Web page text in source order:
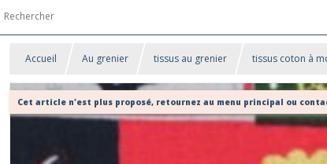
Accueil Au grenier tissus au grenier tissus coton à
Cet article n'est plus proposé, retournez au menu principal ou